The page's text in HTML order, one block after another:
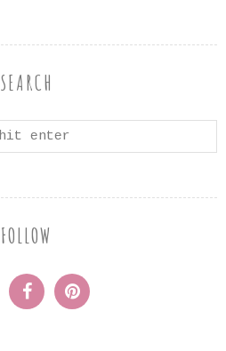
SEARCH
FOLLOW